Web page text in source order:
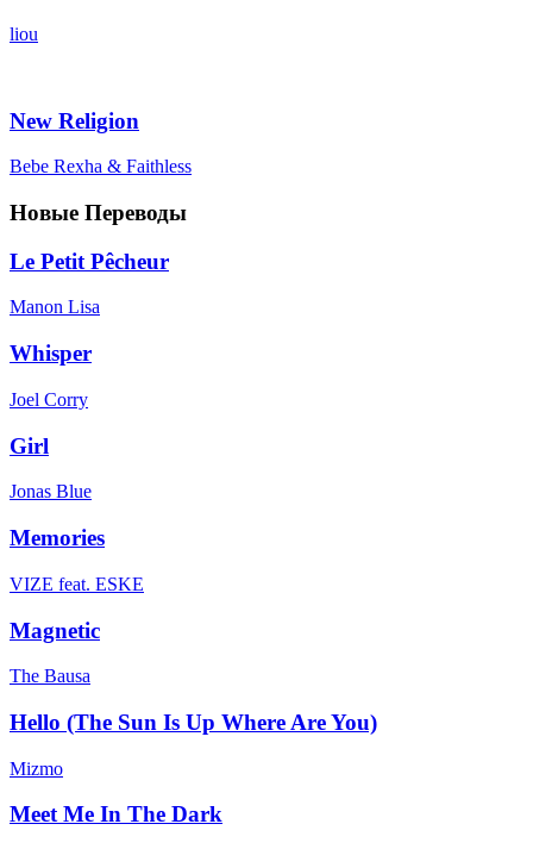
liou
New Religion
Bebe Rexha & Faithless
Новые Переводы
Le Petit Pêcheur
Manon Lisa
Whisper
Joel Corry
Girl
Jonas Blue
Memories
VIZE feat. ESKE
Magnetic
The Bausa
Hello (The Sun Is Up Where Are You)
Mizmo
Meet Me In The Dark